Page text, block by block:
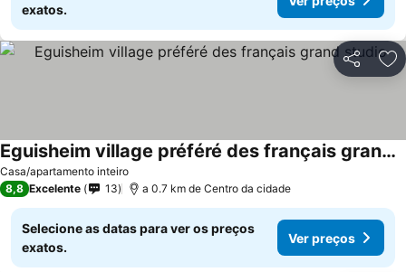
exatos.
Partilhar
Casa/apartamento inteiro
Eguisheim village préféré des français grand studio
8,8 Excelente 13 a 0.7 km de Centro da cidade
Selecione as datas para ver os preços
exatos.
Ver preços